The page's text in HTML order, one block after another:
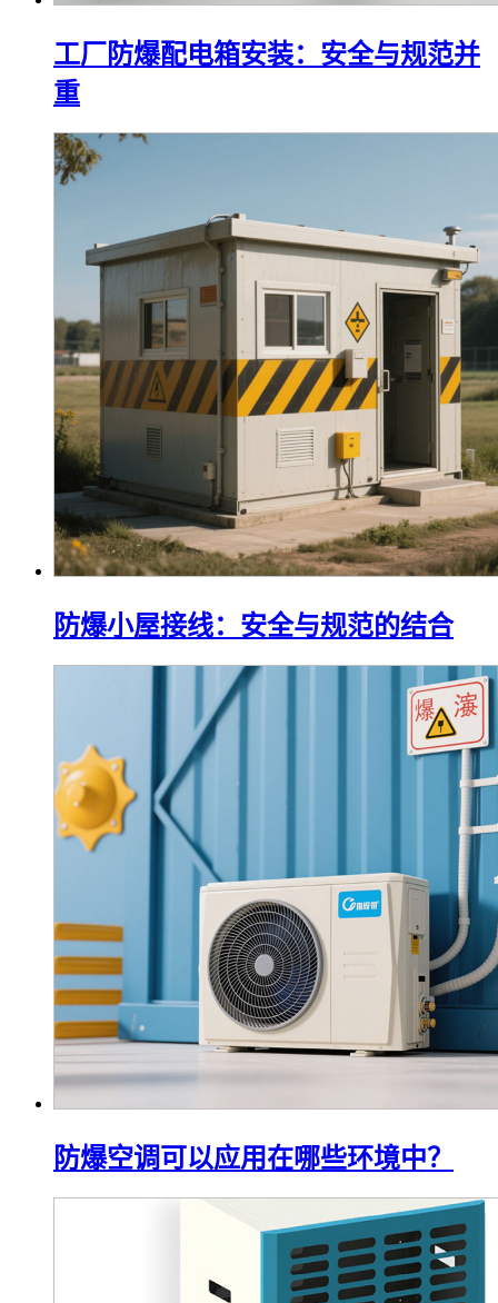
工厂防爆配电箱安装：安全与规范并
重
防爆小屋接线：安全与规范的结合
防爆空调可以应用在哪些环境中？